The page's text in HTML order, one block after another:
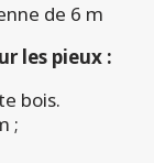
de 6 m
les pieux :
bois.
;